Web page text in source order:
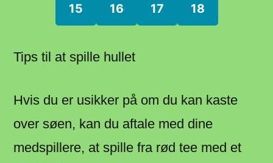
15 16 17 18
Tips til at spille hullet
Hvis du er usikker på om du kan kaste
over søen, kan du aftale med dine
medspillere, at spille fra rød tee med et